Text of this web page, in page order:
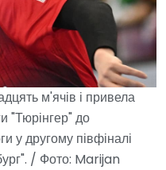
м'ячів і привела
"Тюрінгер" до
у другому півфіналі
/ Фото: Marijan